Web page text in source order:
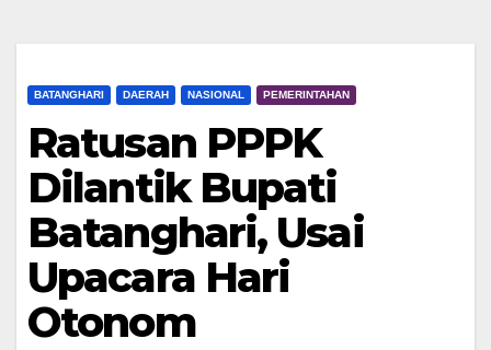
BATANGHARI DAERAH NASIONAL PEMERINTAHAN
Ratusan PPPK
Dilantik Bupati
Batanghari, Usai
Upacara Hari
Otonom